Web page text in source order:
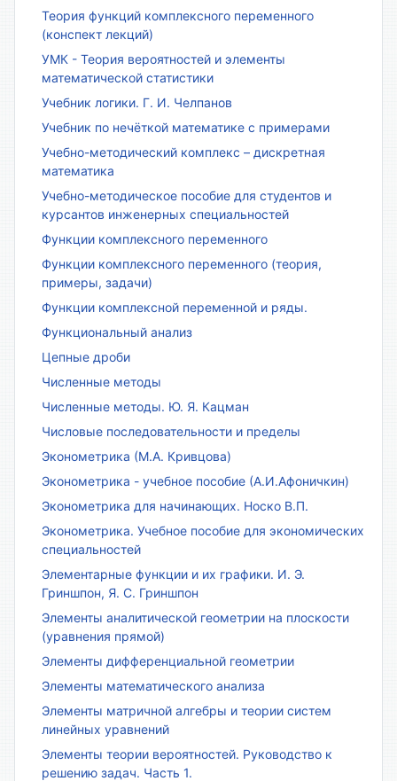
Теория функций комплексного переменного
(конспект лекций)
УМК - Теория вероятностей и элементы
математической статистики
Учебник логики. Г. И. Челпанов
Учебник по нечёткой математике с примерами
Учебно-методический комплекс – дискретная
математика
Учебно-методическое пособие для студентов и
курсантов инженерных специальностей
Функции комплексного переменного
Функции комплексного переменного (теория,
примеры, задачи)
Функции комплексной переменной и ряды.
Функциональный анализ
Цепные дроби
Численные методы
Численные методы. Ю. Я. Кацман
Числовые последовательности и пределы
Эконометрика (М.А. Кривцова)
Эконометрика - учебное пособие (А.И.Афоничкин)
Эконометрика для начинающих. Носко В.П.
Эконометрика. Учебное пособие для экономических
специальностей
Элементарные функции и их графики. И. Э.
Гриншпон, Я. С. Гриншпон
Элементы аналитической геометрии на плоскости
(уравнения прямой)
Элементы дифференциальной геометрии
Элементы математического анализа
Элементы матричной алгебры и теории систем
линейных уравнений
Элементы теории вероятностей. Руководство к
решению задач. Часть 1.